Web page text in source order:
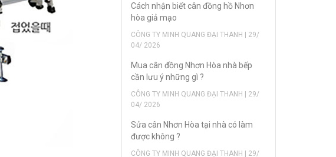
Cách nhận biết cân đồng hồ Nhơn
hòa giả mạo
CÔNG TY MINH QUANG ĐẠI THANH | 29/
04/ 2026
Mua cân đồng Nhơn Hòa nhà bếp
cần lưu ý những gì ?
CÔNG TY MINH QUANG ĐẠI THANH | 29/
04/ 2026
Sửa cân Nhơn Hòa tại nhà có làm
được không ?
CÔNG TY MINH QUANG ĐẠI THANH | 29/